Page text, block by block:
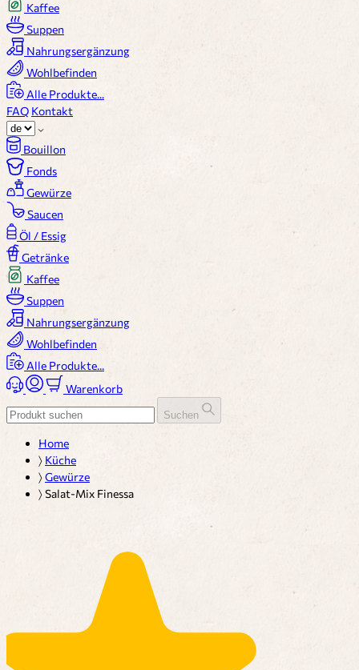
Kaffee
Suppen
Nahrungsergänzung
Wohlbefinden
Alle Produkte...
FAQ Kontakt
Bouillon
Fonds
Gewürze
Saucen
Öl / Essig
Getränke
Kaffee
Suppen
Nahrungsergänzung
Wohlbefinden
Alle Produkte...
Warenkorb
Suchen
Home
〉 Küche
〉Gewürze
〉Salat-Mix Finessa